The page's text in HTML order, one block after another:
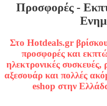
Προσφορές -
Στο Hotdeals.gr
προσφορές και
ηλεκτρονικές
αξεσουάρ και πολλές
eshop στην